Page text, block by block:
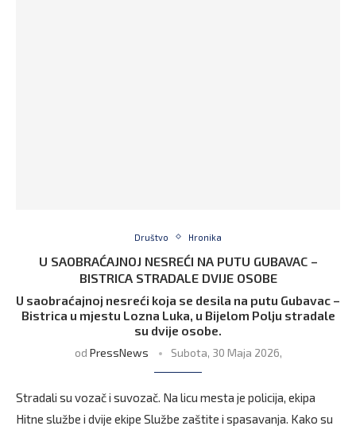
Društvo Hronika
U SAOBRAĆAJNOJ NESREĆI NA PUTU GUBAVAC –
BISTRICA STRADALE DVIJE OSOBE
U saobraćajnoj nesreći koja se desila na putu Gubavac –
Bistrica u mjestu Lozna Luka, u Bijelom Polju stradale
su dvije osobe.
od PressNews Subota, 30 Maja 2026,
Stradali su vozač i suvozač. Na licu mesta je policija, ekipa
Hitne službe i dvije ekipe Službe zaštite i spasavanja. Kako su